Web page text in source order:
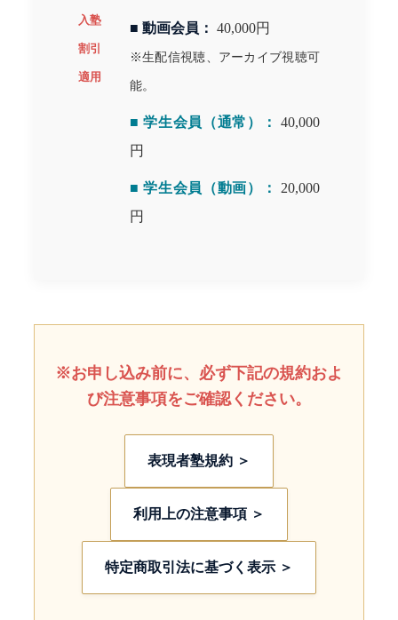
入塾
割引
適用
■ 動画会員： 40,000円
※生配信視聴、アーカイブ視聴可
能。
■ 学生会員（通常）：
40,000
円
■ 学生会員（動画）：
20,000
円
※お申し込み前に、必ず下記の規約およ
び注意事項をご確認ください。
表現者塾規約 ＞
利用上の注意事項 ＞
特定商取引法に基づく表示 ＞